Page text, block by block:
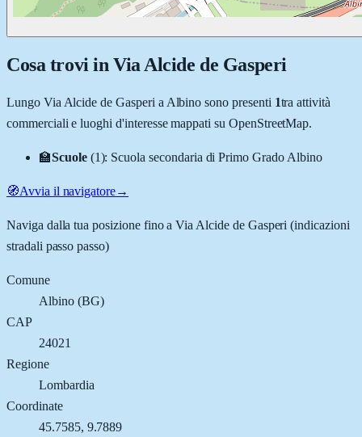
Cosa trovi in Via Alcide de Gasperi
Lungo Via Alcide de Gasperi a Albino sono presenti 1tra attività
commerciali e luoghi d'interesse mappati su OpenStreetMap.
🏫Scuole (1): Scuola secondaria di Primo Grado Albino
🧭Avvia il navigatore→
Naviga dalla tua posizione fino aVia Alcide de Gasperi (indicazioni
stradali passo passo)
Comune
Albino(BG)
CAP
24021
Regione
Lombardia
Coordinate
45.7585, 9.7889